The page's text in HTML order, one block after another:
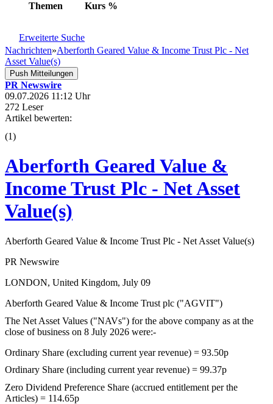
Themen Kurs %
Erweiterte Suche
Nachrichten»Aberforth Geared Value & Income Trust Plc - Net
Asset Value(s)
Push Mitteilungen
PR Newswire
09.07.2026 11:12 Uhr
272 Leser
Artikel bewerten:
(1)
Aberforth Geared Value &
Income Trust Plc - Net Asset
Value(s)
Aberforth Geared Value & Income Trust Plc - Net Asset Value(s)
PR Newswire
LONDON, United Kingdom, July 09
Aberforth Geared Value & Income Trust plc ("AGVIT")
The Net Asset Values ("NAVs") for the above company as at the
close of business on 8 July 2026 were:-
Ordinary Share (excluding current year revenue) = 93.50p
Ordinary Share (including current year revenue) = 99.37p
Zero Dividend Preference Share (accrued entitlement per the
Articles) = 114.65p